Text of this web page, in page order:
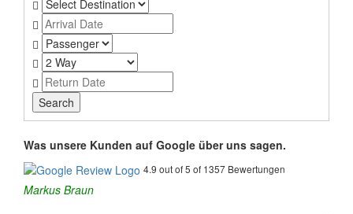
Was unsere Kunden auf Google über uns sagen.
4.9 out of 5 of 1357 Bewertungen
Markus Braun